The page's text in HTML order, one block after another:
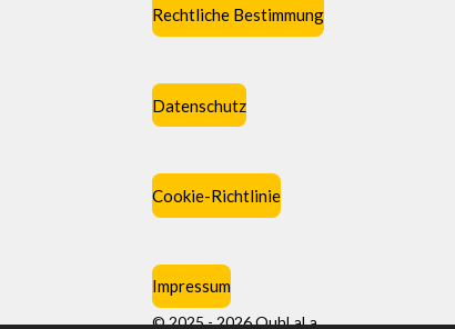
Rechtliche Bestimmung
Datenschutz
Cookie-Richtlinie
Impressum
© 2025 - 2026 OuhLaLa